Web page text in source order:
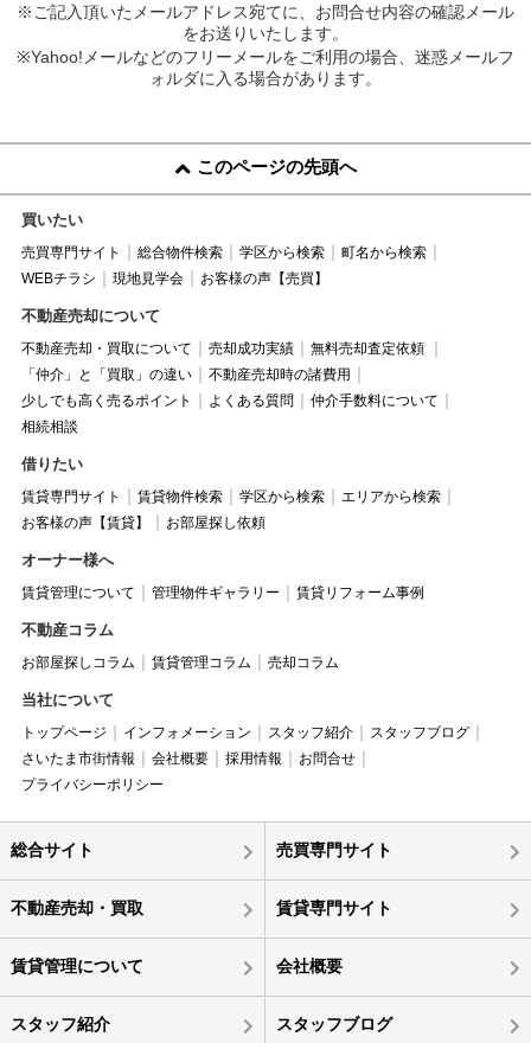
※ご記入頂いたメールアドレス宛てに、お問合せ内容の確認メール
をお送りいたします。
※Yahoo!メールなどのフリーメールをご利用の場合、迷惑メールフ
ォルダに入る場合があります。
このページの先頭へ
買いたい
売買専門サイト 総合物件検索 学区から検索
町名から検索
WEBチラシ
現地見学会 お客様の声【売買】
不動産売却について
不動産売却・買取について 売却成功実績
無料売却査定依頼
「仲介」と「買取」の違い
不動産売却時の諸費用
少しでも高く売るポイント
よくある質問
仲介手数料について
相続相談
借りたい
賃貸専門サイト 賃貸物件検索 学区から検索
エリアから検索
お客様の声【賃貸】
お部屋探し依頼
オーナー様へ
賃貸管理について 管理物件ギャラリー 賃貸リフォーム事例
不動産コラム
お部屋探しコラム 賃貸管理コラム 売却コラム
当社について
トップページ インフォメーション スタッフ紹介
スタッフブログ
さいたま市街情報
会社概要 採用情報
お問合せ
プライバシーポリシー
総合サイト 売買専門サイト
不動産売却・買取 賃貸専門サイト
賃貸管理について 会社概要
スタッフ紹介 スタッフブログ